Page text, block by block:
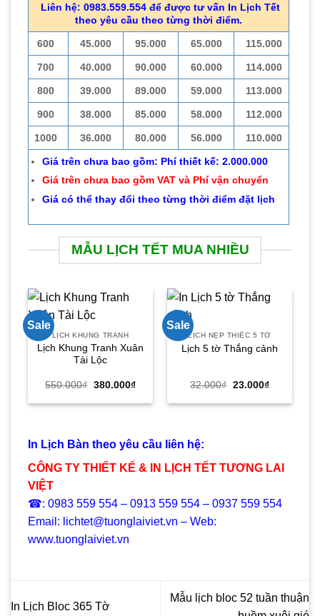
Liên hệ: 0983.559.554 để được tư vấn In Lịch Tết
theo yêu cầu theo từng thời điểm.
600 45.000 95.000 65.000 115.000
700 40.000 90.000 60.000 114.000
800 39.000 89.000 59.000 113.000
900 38.000 85.000 58.000 112.000
1000 36.000 80.000 56.000 110.000
Giá trên chưa bao gồm: Phí thiết kế: 2.000.000
Giá trên chưa bao gồm VAT và Phí vận chuyển
Giá có thể thay đổi theo từng thời điểm đặt lịch
MẪU LỊCH TẾT MUA NHIỀU
Sale
LỊCH KHUNG TRANH
Lịch Khung Tranh Xuân
Tài Lộc
550.000₫ Giá
là:
380.000₫Giá
tại
Sale
LỊCH NẸP THIẾC 5 TỜ
Lịch 5 tờ Thắng cảnh
32.000₫ Giá
là:
23.000₫Giá
tại
In Lịch Bàn theo yêu cầu liên hệ:
CÔNG TY THIẾT KẾ & IN LỊCH TẾT TƯƠNG LAI
VIỆT
☎: 0983 559 554 – 0913 559 554 – 0937 559 554
Email: lichtet@tuonglaiviet.vn – Web:
www.tuonglaiviet.vn
In Lịch Bloc 365 Tờ
Mẫu lịch bloc 52 tuần thuận